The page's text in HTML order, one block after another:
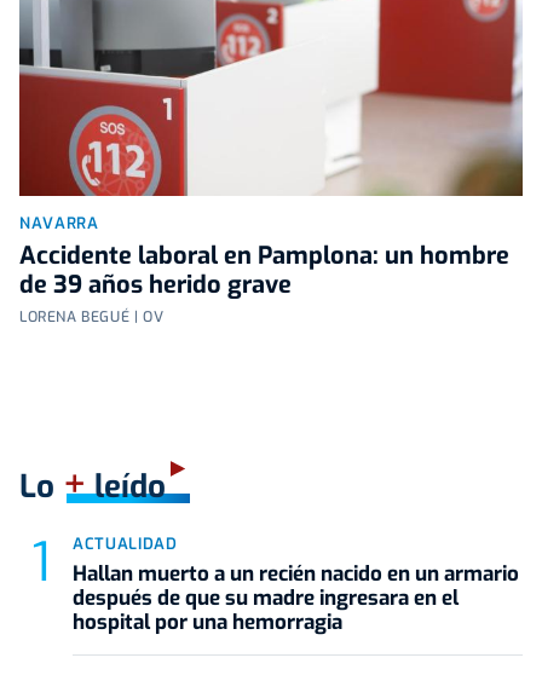
NAVARRA
Accidente laboral en Pamplona: un hombre
de 39 años herido grave
LORENA BEGUÉ | OV
Lo +leído
ACTUALIDAD
Hallan muerto a un recién nacido en un armario
después de que su madre ingresara en el
hospital por una hemorragia